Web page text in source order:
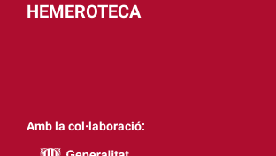
HEMEROTECA
Amb la col·laboració: